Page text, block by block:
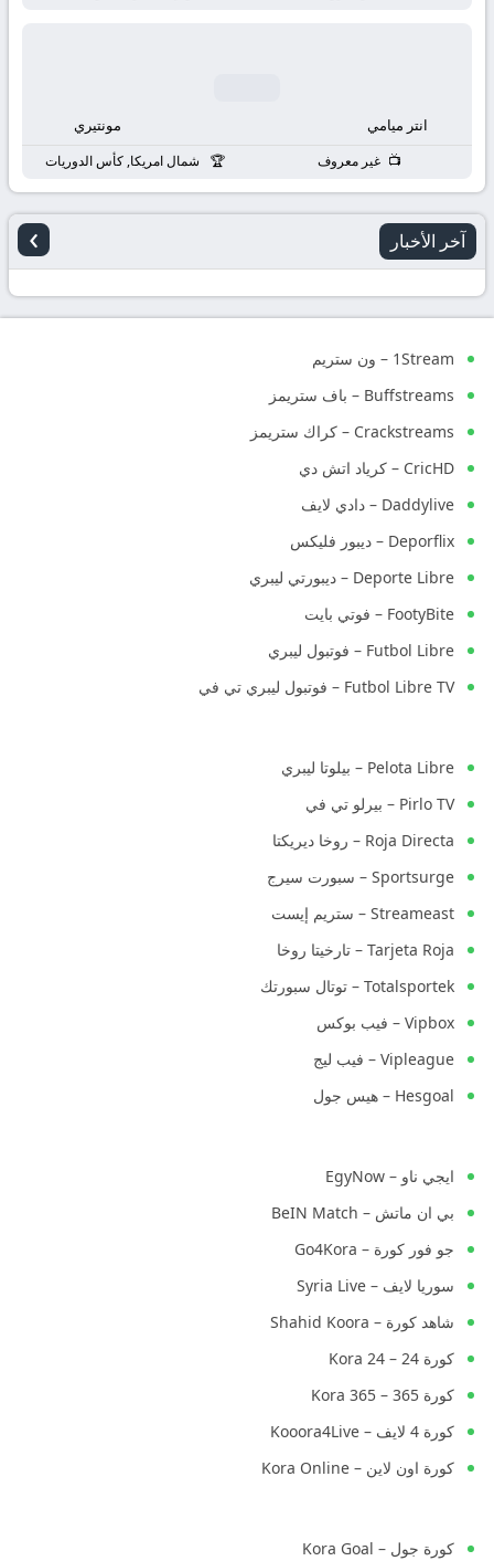
انتر ميامي مونتيري
غير معروف شمال امريكا, كأس الدوريات
آخر الأخبار ›
1Stream – ون ستريم
Buffstreams – باف ستريمز
Crackstreams – كراك ستريمز
CricHD – كرياد اتش دي
Daddylive – دادي لايف
Deporflix – ديبور فليكس
Deporte Libre – ديبورتي ليبري
FootyBite – فوتي بايت
Futbol Libre – فوتبول ليبري
Futbol Libre TV – فوتبول ليبري تي في
Pelota Libre – بيلوتا ليبري
Pirlo TV – بيرلو تي في
Roja Directa – روخا ديريكتا
Sportsurge – سبورت سيرج
Streameast – ستريم إيست
Tarjeta Roja – تارخيتا روخا
Totalsportek – توتال سبورتك
Vipbox – فيب بوكس
Vipleague – فيب ليج
Hesgoal – هيس جول
ايجي ناو – EgyNow
بي ان ماتش – BeIN Match
جو فور كورة – Go4Kora
سوريا لايف – Syria Live
شاهد كورة – Shahid Koora
كورة 24 – Kora 24
كورة 365 – Kora 365
كورة 4 لايف – Kooora4Live
كورة اون لاين – Kora Online
كورة جول – Kora Goal